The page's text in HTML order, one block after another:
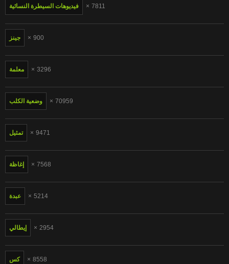
فيديوهات السيطرة النسائية 7811
جينز 900
معلمة 3296
وضعية الكلب 70959
تمثيل 9471
إغاظة 7568
عبدة 5214
إيطالي 2954
كس 8558